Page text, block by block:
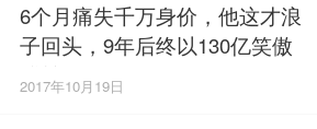
6个月痛失千万身价，他这才浪
子回头，9年后终以130亿笑傲
群雄
2017年10月19日